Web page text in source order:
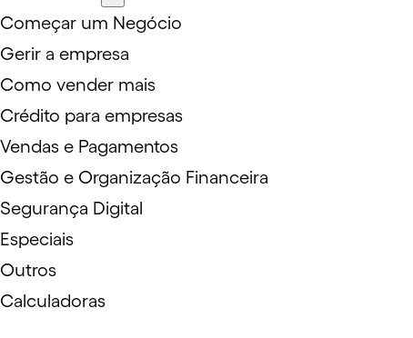
Começar um Negócio
Gerir a empresa
Como vender mais
Crédito para empresas
Vendas e Pagamentos
Gestão e Organização Financeira
Segurança Digital
Especiais
Outros
Calculadoras